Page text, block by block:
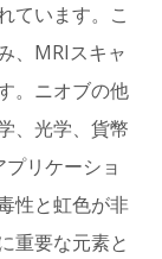
ています。こ
、MRIスキャ
。ニオブの他
、光学、貨幣
リケーショ
性と虹色が非
重要な元素と